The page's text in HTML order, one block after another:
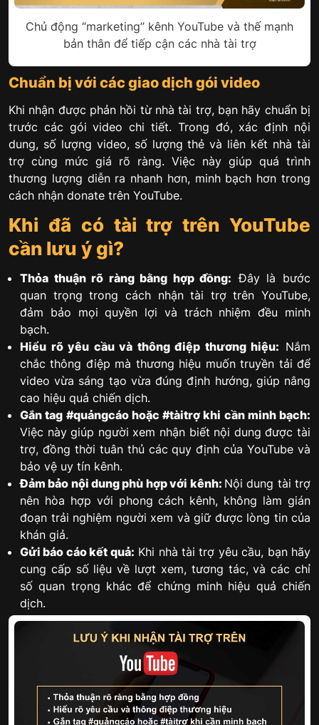
Chủ động “marketing” kênh YouTube và thế mạnh
bản thân để tiếp cận các nhà tài trợ
Chuẩn bị với các giao dịch gói video
Khi nhận được phản hồi từ nhà tài trợ, bạn hãy chuẩn bị
trước các gói video chi tiết. Trong đó, xác định nội
dung, số lượng video, số lượng thẻ và liên kết nhà tài
trợ cùng mức giá rõ ràng. Việc này giúp quá trình
thương lượng diễn ra nhanh hơn, minh bạch hơn trong
cách nhận donate trên YouTube.
Khi đã có tài trợ trên YouTube
cần lưu ý gì?
Thỏa thuận rõ ràng bằng hợp đồng: Đây là bước
quan trọng trong cách nhận tài trợ trên YouTube,
đảm bảo mọi quyền lợi và trách nhiệm đều minh
bạch.
Hiểu rõ yêu cầu và thông điệp thương hiệu: Nắm
chắc thông điệp mà thương hiệu muốn truyền tải để
video vừa sáng tạo vừa đúng định hướng, giúp nâng
cao hiệu quả chiến dịch.
Gắn tag #quảngcáo hoặc #tàitrợ khi cần minh bạch:
Việc này giúp người xem nhận biết nội dung được tài
trợ, đồng thời tuân thủ các quy định của YouTube và
bảo vệ uy tín kênh.
Đảm bảo nội dung phù hợp với kênh: Nội dung tài trợ
nên hòa hợp với phong cách kênh, không làm gián
đoạn trải nghiệm người xem và giữ được lòng tin của
khán giả.
Gửi báo cáo kết quả: Khi nhà tài trợ yêu cầu, bạn hãy
cung cấp số liệu về lượt xem, tương tác, và các chỉ
số quan trọng khác để chứng minh hiệu quả chiến
dịch.